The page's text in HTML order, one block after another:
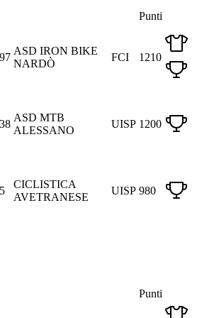
Punti
ASD IRON BIKE
NARDÒ
FCI 1210
ASD MTB
ALESSANO
UISP 1200
CICLISTICA
AVETRANESE
UISP 980
Punti